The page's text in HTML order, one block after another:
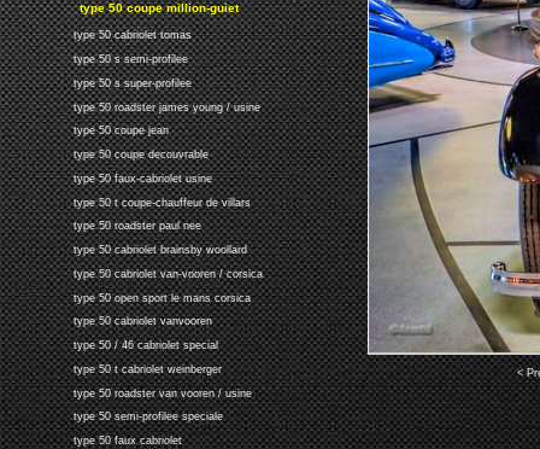
type 50 coupe million-guiet
type 50 cabriolet tomas
type 50 s semi-profilee
type 50 s super-profilee
type 50 roadster james young / usine
type 50 coupe jean
type 50 coupe decouvrable
type 50 faux-cabriolet usine
type 50 t coupe-chauffeur de villars
type 50 roadster paul nee
type 50 cabriolet brainsby woollard
type 50 cabriolet van-vooren / corsica
type 50 open sport le mans corsica
type 50 cabriolet vanvooren
type 50 / 46 cabriolet special
type 50 t cabriolet weinberger
type 50 roadster van vooren / usine
type 50 semi-profilee speciale
type 50 faux cabriolet
<